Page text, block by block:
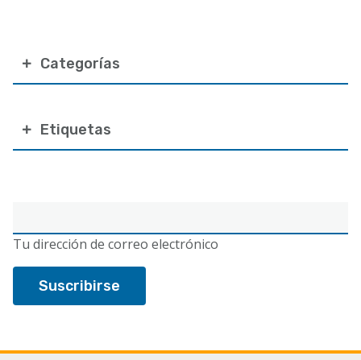
electrónico
Tu dirección de correo electrónico
Categorías
Etiquetas